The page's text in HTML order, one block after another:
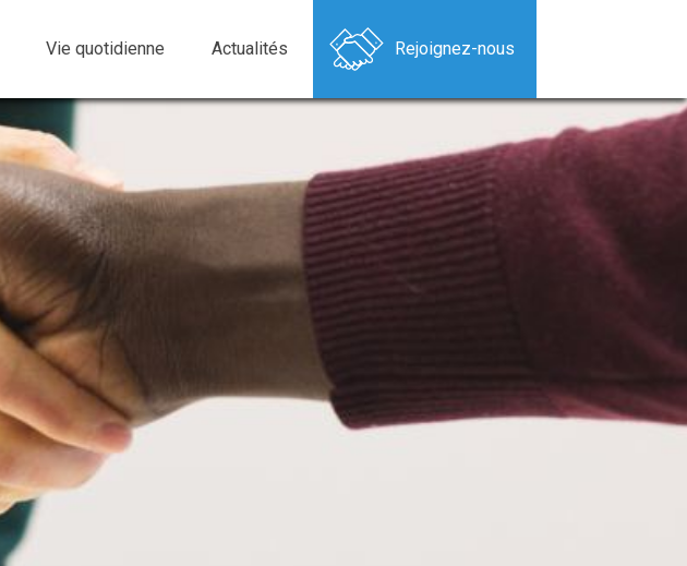
Vie quotidienne Actualités Rejoignez-nous